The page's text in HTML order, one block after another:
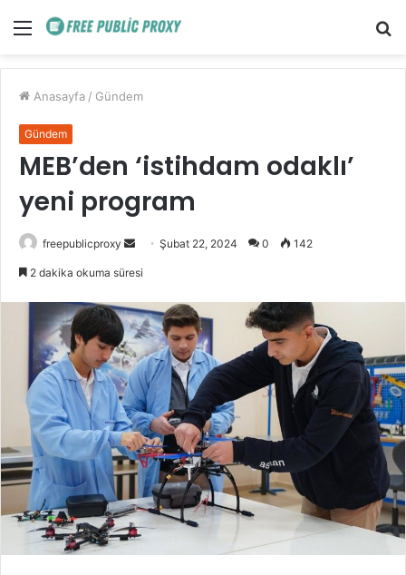
Menü
Anasayfa / Gündem
Gündem
MEB’den ‘istihdam odaklı’
yeni program
freepublicproxy
Bir
göndermek
Şubat 22, 2024 0 142
2 dakika okuma süresi